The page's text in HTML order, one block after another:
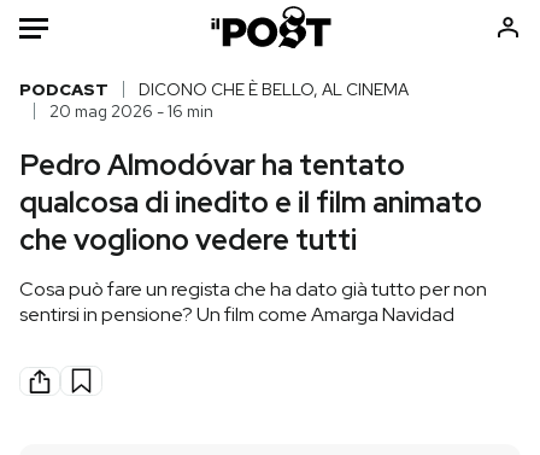
Auto
Italia
Mondo
Tecnologia
Scienza
Moda
Libri
Storie/Idee
PODCAST
DICONO CHE È BELLO, AL CINEMA
20 mag 2026 - 16 min
Pedro Almodóvar ha tentato
qualcosa di inedito e il film animato
che vogliono vedere tutti
Cosa può fare un regista che ha dato già tutto per non
sentirsi in pensione? Un film come Amarga Navidad